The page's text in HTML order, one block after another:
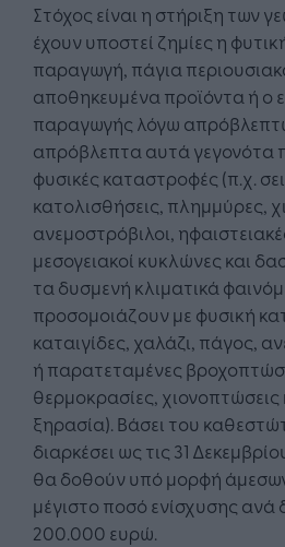
Στόχος είναι η στήριξη των
έχουν υποστεί ζημίες η
παραγωγή, πάγια
αποθηκευμένα προϊόντα ή ο
παραγωγής λόγω
απρόβλεπτα αυτά γεγονότα
φυσικές καταστροφές (π.χ.
κατολισθήσεις, πλημμύρες,
ανεμοστρόβιλοι,
μεσογειακοί κυκλώνες και
τα δυσμενή κλιματικά
προσομοιάζουν με φυσική
καταιγίδες, χαλάζι, πάγος,
ή παρατεταμένες
θερμοκρασίες,
ξηρασία). Βάσει του
διαρκέσει ως τις 31
θα δοθούν υπό μορφή
μέγιστο ποσό ενίσχυσης ανά
200.000 ευρώ.